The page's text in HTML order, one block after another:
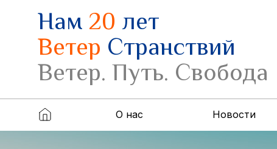
Нам20лет
Ветер Странствий
Ветер. Путь. Свобода
О нас Новости